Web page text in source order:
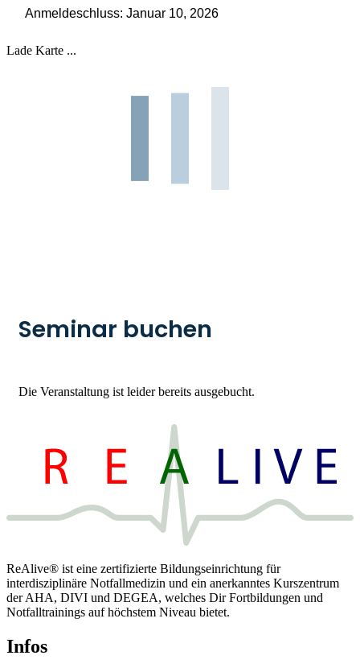
Anmeldeschluss: Januar 10, 2026
Lade Karte ...
Seminar buchen
Die Veranstaltung ist leider bereits ausgebucht.
ReAlive® ist eine zertifizierte Bildungseinrichtung für
interdisziplinäre Notfallmedizin und ein anerkanntes Kurszentrum
der AHA, DIVI und DEGEA, welches Dir Fortbildungen und
Notfalltrainings auf höchstem Niveau bietet.
Infos